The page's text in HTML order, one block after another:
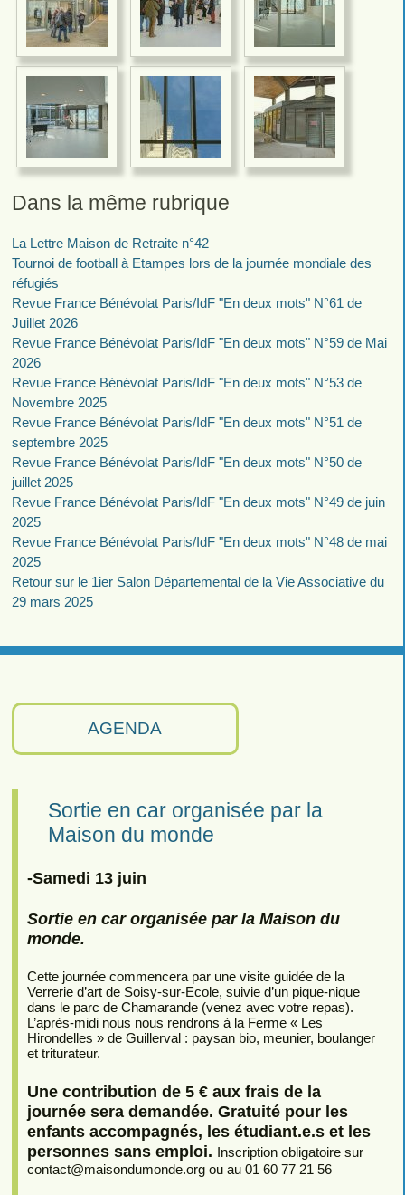
AGENDA
Sortie en car organisée par la
Maison du monde
-Samedi 13 juin
Sortie en car organisée par la Maison du
monde.
Cette journée commencera par une visite guidée de la
Verrerie d’art de Soisy-sur-Ecole, suivie d’un pique-nique
dans le parc de Chamarande (venez avec votre repas).
L’après-midi nous nous rendrons à la Ferme « Les
Hirondelles » de Guillerval : paysan bio, meunier, boulanger
et triturateur.
Une contribution de 5 € aux frais de la
journée sera demandée. Gratuité pour les
enfants accompagnés, les étudiant.e.s et les
personnes sans emploi. Inscription obligatoire sur
contact@maisondumonde.org ou au 01 60 77 21 56
Dans la même rubrique
La Lettre Maison de Retraite n°42
Tournoi de football à Etampes lors de la journée mondiale des
réfugiés
Revue France Bénévolat Paris/IdF "En deux mots" N°61 de
Juillet 2026
Revue France Bénévolat Paris/IdF "En deux mots" N°59 de Mai
2026
Revue France Bénévolat Paris/IdF "En deux mots" N°53 de
Novembre 2025
Revue France Bénévolat Paris/IdF "En deux mots" N°51 de
septembre 2025
Revue France Bénévolat Paris/IdF "En deux mots" N°50 de
juillet 2025
Revue France Bénévolat Paris/IdF "En deux mots" N°49 de juin
2025
Revue France Bénévolat Paris/IdF "En deux mots" N°48 de mai
2025
Retour sur le 1ier Salon Départemental de la Vie Associative du
29 mars 2025